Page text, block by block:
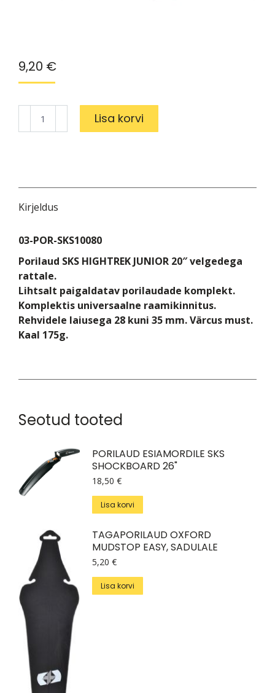
9,20 €
Must
kogus
Lisa korvi
Kirjeldus
03-POR-SKS10080
Porilaud SKS HIGHTREK JUNIOR 20″ velgedega
rattale.
Lihtsalt paigaldatav porilaudade komplekt.
Komplektis universaalne raamikinnitus.
Rehvidele laiusega 28 kuni 35 mm. Värcus must.
Kaal 175g.
Seotud tooted
PORILAUD ESIAMORDILE SKS
SHOCKBOARD 26"
18,50 €
Lisa korvi
TAGAPORILAUD OXFORD
MUDSTOP EASY, SADULALE
5,20 €
Lisa korvi